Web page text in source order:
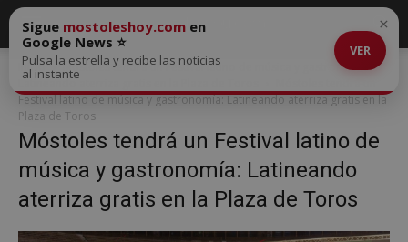
Inicio
Móstoles tendrá un Festival latino de música y gastronomía:
Latineando aterriza gratis en la Plaza de Toros
Festival latino de música y gastronomía: Latineando aterriza gratis en la
Plaza de Toros
Móstoles tendrá un Festival latino de
música y gastronomía: Latineando
aterriza gratis en la Plaza de Toros
Sigue mostoleshoy.com en
Google News ⭐
Pulsa la estrella y recibe las noticias
al instante
VER
×